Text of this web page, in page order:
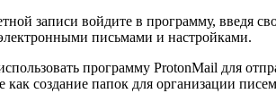
записи войдите в программу, введя
письмами и настройками.
программу ProtonMail для
как создание папок для организации